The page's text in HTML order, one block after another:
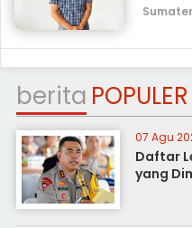
berita POPULER
07 Agu
Daftar
yang